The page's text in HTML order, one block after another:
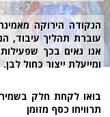
הנקודה הירוקה
עוברת תהליך עיבוד,
אנו גאים בכך
ומייעלת ייצור כחול לבן.
בואו לקחת חלק
תרוויחו כסף מזומן